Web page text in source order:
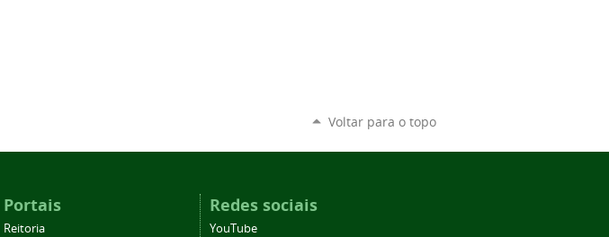
Voltar para o topo
Portais
Reitoria
Redes sociais
YouTube